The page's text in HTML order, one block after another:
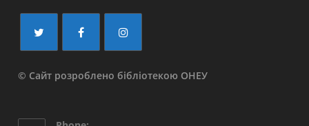
© Сайт розроблено бібліотекою ОНЕУ